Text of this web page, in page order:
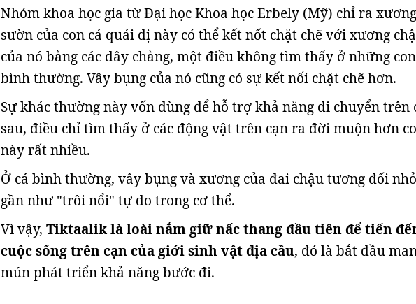
Nhóm khoa học gia từ Đại học Khoa học Erbely (Mỹ) chỉ ra xương
sườn của con cá quái dị này có thể kết nốt chặt chẽ với xương
của nó bằng các dây chằng, một điều không tìm thấy ở những
bình thường. Vây bụng của nó cũng có sự kết nối chặt chẽ hơn.
Sự khác thường này vốn dùng để hỗ trợ khả năng di chuyển trên
sau, điều chỉ tìm thấy ở các động vật trên cạn ra đời muộn hơn
này rất nhiều.
Ở cá bình thường, vây bụng và xương của đai chậu tương đối
gần như "trôi nổi" tự do trong cơ thể.
Vì vậy, Tiktaalik là loài nắm giữ nấc thang đầu tiên để tiến
cuộc sống trên cạn của giới sinh vật địa cầu, đó là bắt đầu
mún phát triển khả năng bước đi.